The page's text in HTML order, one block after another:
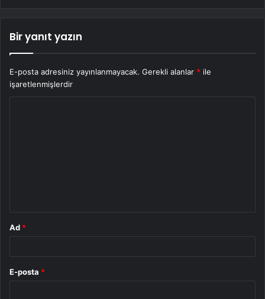
Bir yanıt yazın
E-posta adresiniz yayınlanmayacak. Gerekli alanlar * ile
işaretlenmişlerdir
Ad *
E-posta *